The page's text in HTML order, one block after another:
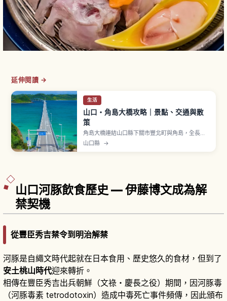
延伸閱讀 →
生活
山口・角島大橋攻略｜景點、交通與散
策
角島大橋連結山口縣下關市豐北町與角島，全長
1,780公尺，2000年（平成12年）11月通車，通行
費免費。橋兩側翡翠綠海面與白色橋身交織出絕
山口縣 →
山口河豚飲食歷史 — 伊藤博文成為解
禁契機
從豐臣秀吉禁令到明治解禁
河豚是自繩文時代起就在日本食用、歷史悠久的食材，但到了
安土桃山時代迎來轉折。
相傳在豐臣秀吉出兵朝鮮（文祿・慶長之役）期間，因河豚毒
（河豚毒素 tetrodotoxin）造成中毒死亡事件頻傳，因此頒布